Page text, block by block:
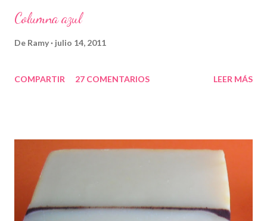
Columna azul
De Ramy julio 14, 2011
COMPARTIR 27 COMENTARIOS LEER MÁS